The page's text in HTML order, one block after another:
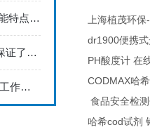
COD在线分析仪的性能特点，赶快来了解一下吧!
dr1900便携式光度计保证了分析结果的可靠性准确
分享dR2800比色计的工作原理
上海植茂环保-
dr1900便携
PH酸度计 在
CODMAX哈
食品安全检
哈希cod试剂